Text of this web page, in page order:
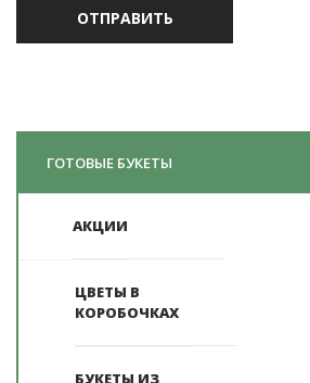
ГОТОВЫЕ БУКЕТЫ
АКЦИИ
ЦВЕТЫ В
КОРОБОЧКАХ
БУКЕТЫ ИЗ